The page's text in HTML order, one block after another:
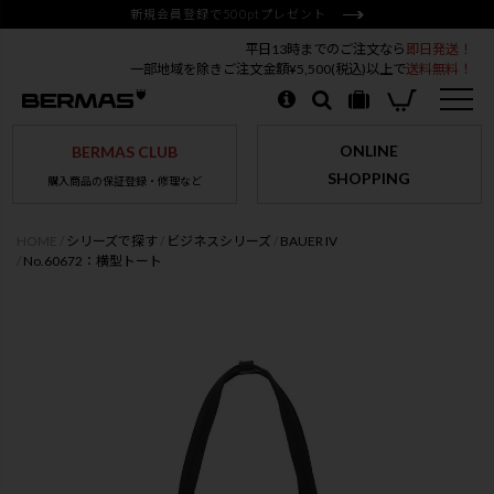
新規会員登録で500ptプレゼント
平日13時までのご注文なら 即日発送！
一部地域を除きご注文金額¥5,500(税込)以上で送料無料！
BERMAS CLUB
購入商品の保証登録・修理など
ONLINE
SHOPPING
シリーズで探す ビジネスシリーズ
BAUER IV
No.60672：横型トート